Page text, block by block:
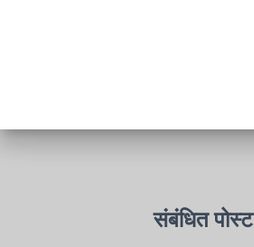
संबंधित पोस्ट